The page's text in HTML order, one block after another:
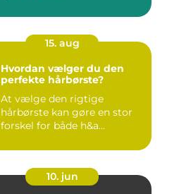
15. aug
Hvordan vælger du den
perfekte hårbørste?
At vælge den rigtige
hårbørste kan gøre en stor
forskel for både h&a...
10. jun